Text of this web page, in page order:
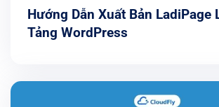
Hướng Dẫn Xuất Bản LadiPage
Tảng WordPress